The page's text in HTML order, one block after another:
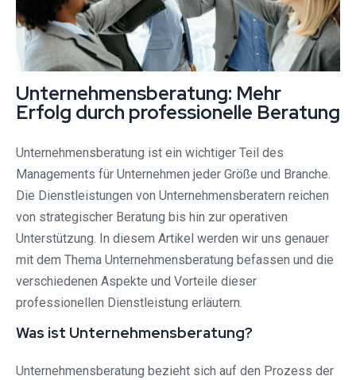
Unternehmensberatung: Mehr
Erfolg durch professionelle Beratung
Unternehmensberatung ist ein wichtiger Teil des
Managements für Unternehmen jeder Größe und Branche.
Die Dienstleistungen von Unternehmensberatern reichen
von strategischer Beratung bis hin zur operativen
Unterstützung. In diesem Artikel werden wir uns genauer
mit dem Thema Unternehmensberatung befassen und die
verschiedenen Aspekte und Vorteile dieser
professionellen Dienstleistung erläutern.
Was ist Unternehmensberatung?
Unternehmensberatung bezieht sich auf den Prozess der